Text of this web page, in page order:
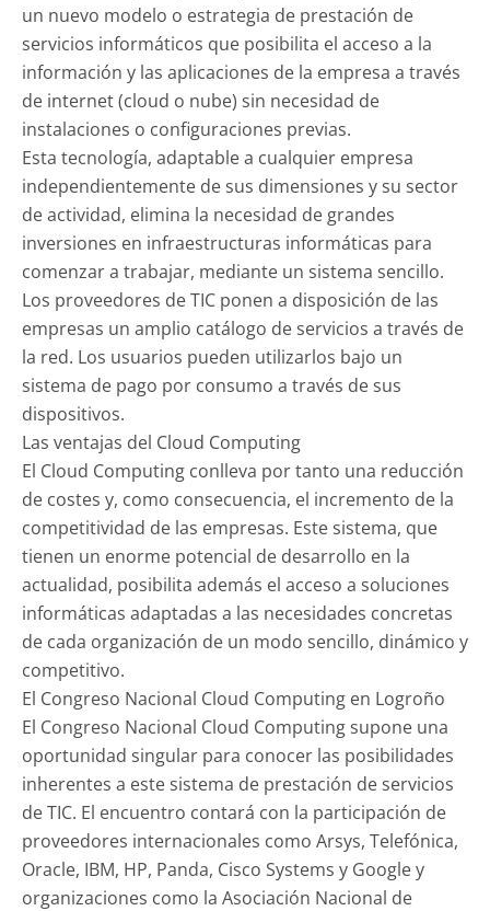
un nuevo modelo o estrategia de prestación de
servicios informáticos que posibilita el acceso a la
información y las aplicaciones de la empresa a través
de internet (cloud o nube) sin necesidad de
instalaciones o configuraciones previas.
Esta tecnología, adaptable a cualquier empresa
independientemente de sus dimensiones y su sector
de actividad, elimina la necesidad de grandes
inversiones en infraestructuras informáticas para
comenzar a trabajar, mediante un sistema sencillo.
Los proveedores de TIC ponen a disposición de las
empresas un amplio catálogo de servicios a través de
la red. Los usuarios pueden utilizarlos bajo un
sistema de pago por consumo a través de sus
dispositivos.
Las ventajas del Cloud Computing
El Cloud Computing conlleva por tanto una reducción
de costes y, como consecuencia, el incremento de la
competitividad de las empresas. Este sistema, que
tienen un enorme potencial de desarrollo en la
actualidad, posibilita además el acceso a soluciones
informáticas adaptadas a las necesidades concretas
de cada organización de un modo sencillo, dinámico y
competitivo.
El Congreso Nacional Cloud Computing en Logroño
El Congreso Nacional Cloud Computing supone una
oportunidad singular para conocer las posibilidades
inherentes a este sistema de prestación de servicios
de TIC. El encuentro contará con la participación de
proveedores internacionales como Arsys, Telefónica,
Oracle, IBM, HP, Panda, Cisco Systems y Google y
organizaciones como la Asociación Nacional de